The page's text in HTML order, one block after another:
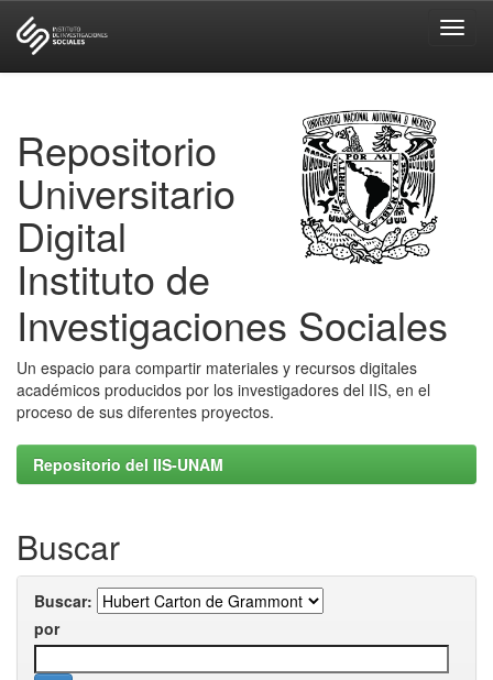
Repositorio
Universitario
Digital
Instituto de
Investigaciones Sociales
Un espacio para compartir materiales y recursos digitales
académicos producidos por los investigadores del IIS, en el
proceso de sus diferentes proyectos.
Repositorio del IIS-UNAM
Buscar
Buscar:
por